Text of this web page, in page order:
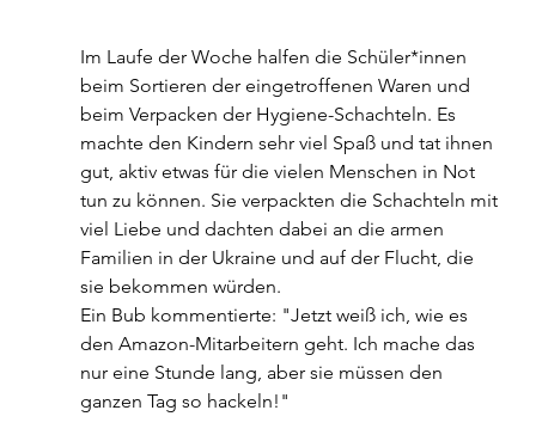
Im Laufe der Woche halfen die Schüler*innen
beim Sortieren der eingetroffenen Waren und
beim Verpacken der Hygiene-Schachteln. Es
machte den Kindern sehr viel Spaß und tat ihnen
gut, aktiv etwas für die vielen Menschen in Not
tun zu können. Sie verpackten die Schachteln mit
viel Liebe und dachten dabei an die armen
Familien in der Ukraine und auf der Flucht, die
sie bekommen würden.
Ein Bub kommentierte: "Jetzt weiß ich, wie es
den Amazon-Mitarbeitern geht. Ich mache das
nur eine Stunde lang, aber sie müssen den
ganzen Tag so hackeln!"